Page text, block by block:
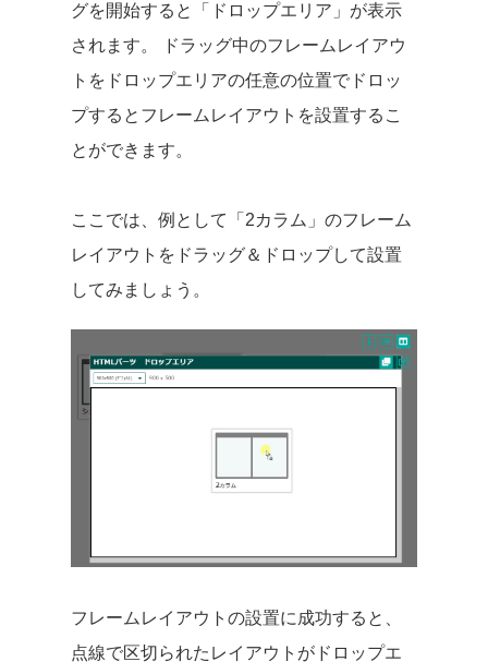
グを開始すると「ドロップエリア」が表示
されます。 ドラッグ中のフレームレイアウ
トをドロップエリアの任意の位置でドロッ
プするとフレームレイアウトを設置するこ
とができます。
ここでは、例として「2カラム」のフレーム
レイアウトをドラッグ＆ドロップして設置
してみましょう。
フレームレイアウトの設置に成功すると、
点線で区切られたレイアウトがドロップエ